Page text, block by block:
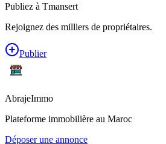
Publiez à Tmansert
Rejoignez des milliers de propriétaires.
Publier
AbrajeImmo
Plateforme immobilière au Maroc
Déposer une annonce